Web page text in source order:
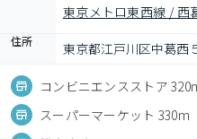
東京メトロ東西線 / 西
住所 東京都江戸川区中葛西
コンビニエンスストア
スーパーマーケット 330m